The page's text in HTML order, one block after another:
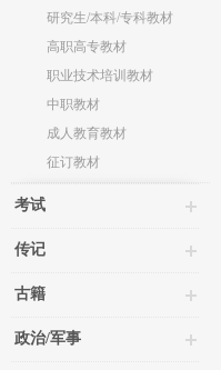
研究生/本科/专科教材
高职高专教材
职业技术培训教材
中职教材
成人教育教材
征订教材
考试
传记
古籍
政治/军事